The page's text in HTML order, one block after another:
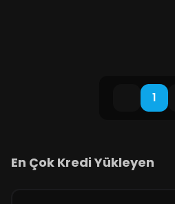
1
En Çok Kredi Yükleyen